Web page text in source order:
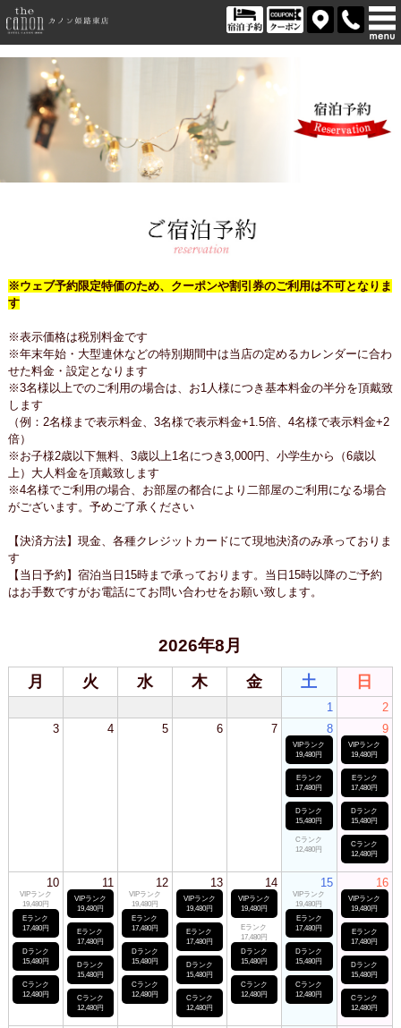
※ウェブ予約限定特価のため、クーポンや割引券のご利用は不可となりま
す
※表示価格は税別料金です
※年末年始・大型連休などの特別期間中は当店の定めるカレンダーに合わ
せた料金・設定となります
※3名様以上でのご利用の場合は、お1人様につき基本料金の半分を頂戴致
します
（例：2名様まで表示料金、3名様で表示料金+1.5倍、4名様で表示料金+2
倍）
※お子様2歳以下無料、3歳以上1名につき3,000円、小学生から（6歳以
上）大人料金を頂戴致します
※4名様でご利用の場合、お部屋の都合により二部屋のご利用になる場合
がございます。予めご了承ください
【決済方法】現金、各種クレジットカードにて現地決済のみ承っておりま
す
【当日予約】宿泊当日15時まで承っております。当日15時以降のご予約
はお手数ですがお電話にてお問い合わせをお願い致します。
2026年8月
月 火 水 木 金 土 日
1
2
3
4 5 6 7 8
VIPランク
19,480円
Eランク
17,480円
Dランク
15,480円
Cランク
12,480円
9
VIPランク
19,480円
Eランク
17,480円
Dランク
15,480円
Cランク
12,480円
10
VIPランク
19,480円
Eランク
17,480円
Dランク
15,480円
Cランク
12,480円
11
VIPランク
19,480円
Eランク
17,480円
Dランク
15,480円
Cランク
12,480円
12
VIPランク
19,480円
Eランク
17,480円
Dランク
15,480円
Cランク
12,480円
13
VIPランク
19,480円
Eランク
17,480円
Dランク
15,480円
Cランク
12,480円
14
VIPランク
19,480円
Eランク
17,480円
Dランク
15,480円
Cランク
12,480円
15
VIPランク
19,480円
Eランク
17,480円
Dランク
15,480円
Cランク
12,480円
16
VIPランク
19,480円
Eランク
17,480円
Dランク
15,480円
Cランク
12,480円